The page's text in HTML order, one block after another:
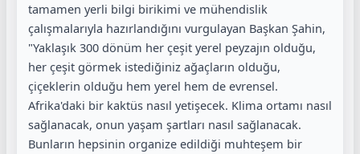
tamamen yerli bilgi birikimi ve mühendislik
çalışmalarıyla hazırlandığını vurgulayan Başkan Şahin,
"Yaklaşık 300 dönüm her çeşit yerel peyzajın olduğu,
her çeşit görmek istediğiniz ağaçların olduğu,
çiçeklerin olduğu hem yerel hem de evrensel.
Afrika'daki bir kaktüs nasıl yetişecek. Klima ortamı nasıl
sağlanacak, onun yaşam şartları nasıl sağlanacak.
Bunların hepsinin organize edildiği muhteşem bir